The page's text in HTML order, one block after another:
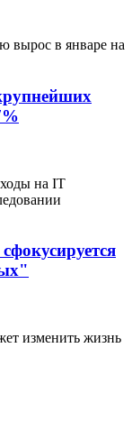
вырос в январе на
на IT
изменить жизнь